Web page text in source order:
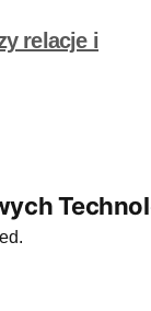
relacje i